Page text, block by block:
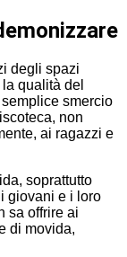
degli spazi
qualità del
smercio
non
ai ragazzi e
soprattutto
giovani e i loro
sa offrire ai
di movida,